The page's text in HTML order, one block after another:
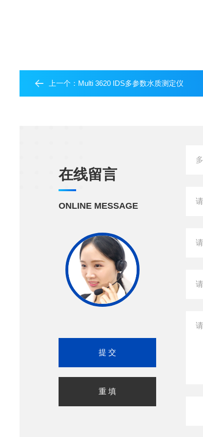
上一个： Multi 3620 IDS多参数水质测定仪
在线留言
ONLINE MESSAGE